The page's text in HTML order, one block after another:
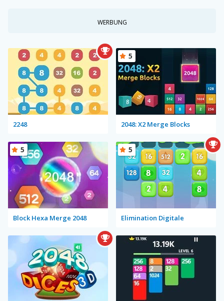
WERBUNG
2248 2048: X2 Merge Blocks
5
Block Hexa Merge 2048
5
Elimination Digitale
5